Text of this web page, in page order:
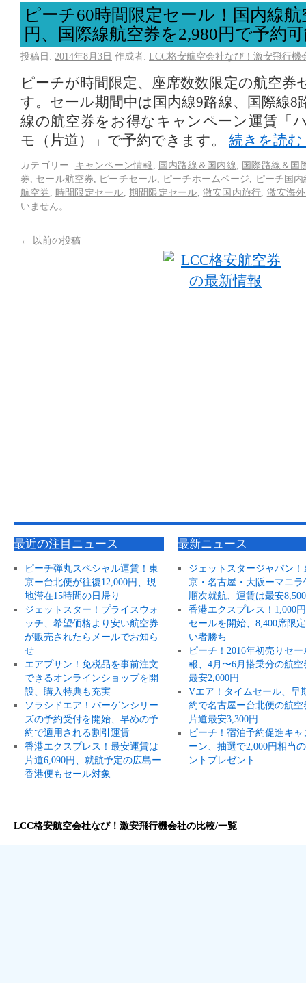
ピーチ60時間限定セール！国内線航
円、国際線航空券を2,980円で予約
投稿日: 2014年8月3日 作成者: LCC格安航空会社なび！激安飛行機
ピーチが時間限定、座席数数限定の航空券
す。セール期間中は国内線9路線、国際線8
線の航空券をお得なキャンペーン運賃「
モ（片道）」で予約できます。 続きを読む
カテゴリー: キャンペーン情報 国内路線＆国内線
国際路線＆国
券
セール航空券 ピーチセール ピーチホームページ
ピーチ国内
航空券
時間限定セール 期間限定セール 激安国内旅行 激安海
いません。
← 以前の投稿
最近の注目ニュース
ピーチ弾丸スペシャル運賃！東
京ー台北便が往復12,000円、現
地滞在15時間の日帰り
ジェットスター！プライスウォ
ッチ、希望価格より安い航空券
が販売されたらメールでお知ら
せ
エアプサン！免税品を事前注文
できるオンラインショップを開
設、購入特典も充実
ソラシドエア！バーゲンシリー
ズの予約受付を開始、早めの予
約で適用される割引運賃
香港エクスプレス！最安運賃は
片道6,090円、就航予定の広島ー
香港便もセール対象
最新ニュース
ジェットスタージャパン！
京・名古屋・大阪ーマニラ
順次就航、運賃は最安
香港エクスプレス！1,000
セールを開始、8,400席限
い者勝ち
ピーチ！2016年初売りセー
報、4月〜6月搭乗分の航空
最安2,000円
Vエア！タイムセール、早
約で名古屋ー台北便の航空
片道最安3,300円
ピーチ！宿泊予約促進キャ
ーン、抽選で2,000円相当
ントプレゼント
LCC格安航空会社なび！激安飛行機会社の比較/一覧